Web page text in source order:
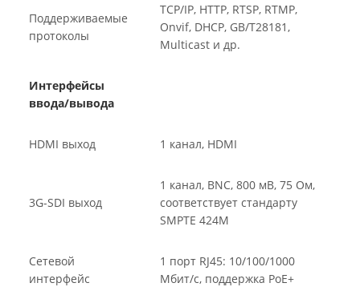
Поддерживаемые
протоколы
TCP/IP, HTTP, RTSP, RTMP,
Onvif, DHCP, GB/T28181,
Multicast и др.
Интерфейсы
ввода/вывода
HDMI выход 1 канал, HDMI
3G-SDI выход
1 канал, BNC, 800 мВ, 75 Ом,
соответствует стандарту
SMPTE 424M
Сетевой
интерфейс
1 порт RJ45: 10/100/1000
Мбит/с, поддержка PoE+